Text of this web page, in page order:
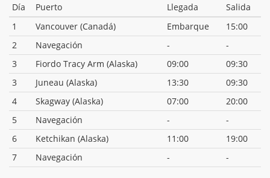
Día Puerto Llegada
Salida
1
Vancouver (Canadá) Embarque
15:00
2
Navegación -
-
3
Fiordo Tracy Arm (Alaska) 09:00
09:30
3
Juneau (Alaska) 13:30
09:30
4
Skagway (Alaska) 07:00
20:00
5
Navegación -
-
6
Ketchikan (Alaska) 11:00
19:00
7
Navegación - -